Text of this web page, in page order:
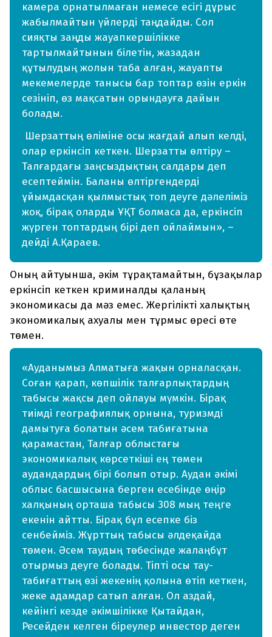
камера орнатылмаған немесе есігі дұрыс
жабылмайтын үйлерді таңдайды. Сол
сияқты заңды жауапкершілікке
тартылмайтынын білетін, жазадан
құтылудың жолын таба алған, жауапты
мекемелерде танысы бар топтар өзін еркін
сезініп, өз мақсатын орындауға дайын
болады.
Шерзаттың өліміне осы жағдай алып келді,
олар еркінсіп кеткен. Шерзатты өлтіру –
Талғардағы заңсыздықтың салдары деп
есептеймін. Баланы өлтіргендерді
ұйымдасқан қылмыстық топ деуге дәлеліміз
жоқ, бірақ оларды ҰҚТ болмаса да, еркінсіп
жүрген топтардың бірі деп ойлаймын», –
дейді А.Қараев.
Оның айтуынша, әкім тұрақтамайтын, бұзақылар
еркінсіп кеткен криминалды қаланың
экономикасы да мәз емес. Жергілікті халықтың
экономикалық ахуалы мен тұрмыс өресі өте
төмен.
«Ауданымыз Алматыға жақын орналасқан.
Соған қарап, көпшілік талғарлықтардың
табысы жақсы деп ойлауы мүмкін. Бірақ
тиімді географиялық орнына, туризмді
дамытуға болатын әсем табиғатына
қарамастан, Талғар облыстағы
экономикалық көрсеткіші ең төмен
аудандардың бірі болып отыр. Аудан әкімі
облыс басшысына берген есебінде өңір
халқының орташа табысы 308 мың теңге
екенін айтты. Бірақ бұл есепке біз
сенбейміз. Жұрттың табысы әлдеқайда
төмен. Әсем таудың төбесінде жалаңбұт
отырмыз деуге болады. Тіпті осы тау-
табиғаттың өзі жекенің қолына өтіп кеткен,
жеке адамдар сатып алған. Ол аздай,
кейінгі кезде әкімшілікке Қытайдан,
Ресейден келген біреулер инвестор деген